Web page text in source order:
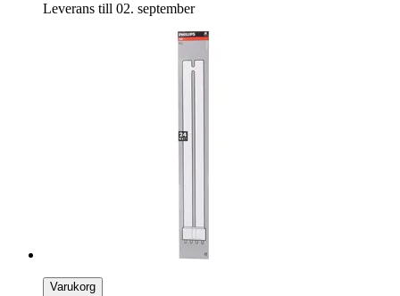
Leverans till 02. september
Varukorg